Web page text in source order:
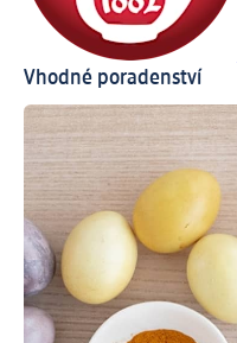
Vhodné poradenství